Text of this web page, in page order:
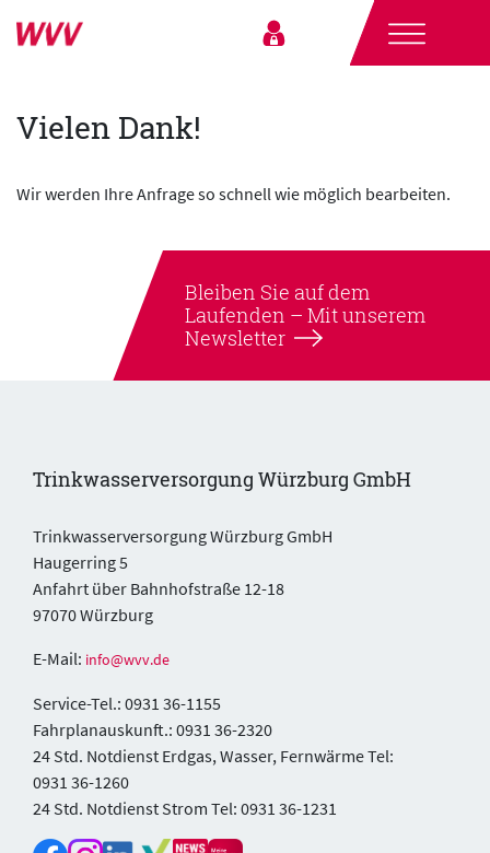
Vielen Dank!
Wir werden Ihre Anfrage so schnell wie möglich bearbeiten.
Bleiben Sie auf dem
Laufenden – Mit unserem
Newsletter
Trinkwasserversorgung Würzburg GmbH
Trinkwasserversorgung Würzburg GmbH
Haugerring 5
Anfahrt über Bahnhofstraße 12-18
97070 Würzburg
E-Mail: info@wvv.de
Service-Tel.: 0931 36-1155
Fahrplanauskunft.: 0931 36-2320
24 Std. Notdienst Erdgas, Wasser, Fernwärme Tel:
0931 36-1260
24 Std. Notdienst Strom Tel: 0931 36-1231